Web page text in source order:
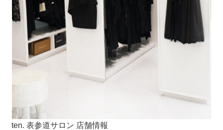
ten. 表参道サロン 店舗情報